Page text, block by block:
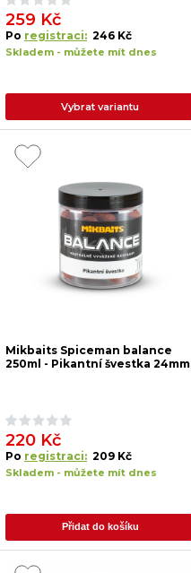
259 Kč
Po registraci: 246 Kč
Skladem - můžete mít dnes
Vybrat variantu
Mikbaits Spiceman balance
250ml - Pikantní švestka 24mm
220 Kč
Po registraci: 209 Kč
Skladem - můžete mít dnes
Přidat do košíku